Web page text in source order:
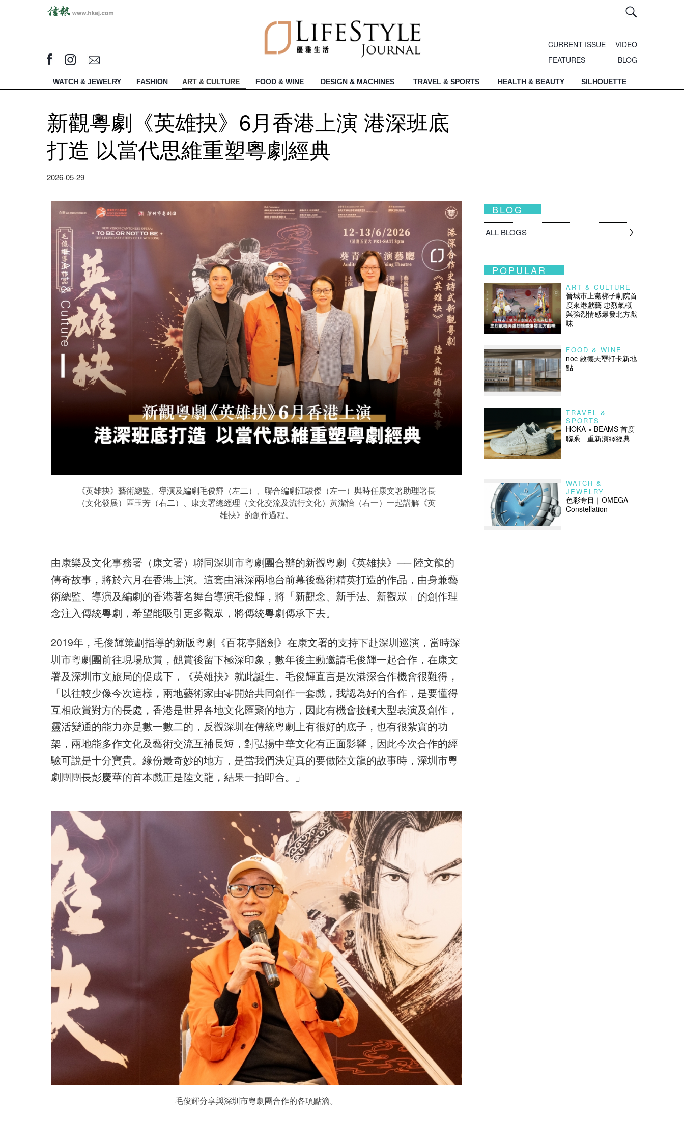
CURRENT ISSUE
VIDEO
FEATURES
BLOG
WATCH & JEWELRY FASHION ART & CULTURE FOOD & WINE DESIGN & MACHINES TRAVEL & SPORTS HEALTH & BEAUTY SILHOUETTE
新觀粵劇《英雄抉》6月香港上演 港深班底
打造 以當代思維重塑粵劇經典
2026-05-29
《英雄抉》藝術總監、導演及編劇毛俊輝（左二）、聯合編劇江駿傑（左一）與時任康文署助理署長
（文化發展）區玉芳（右二）、康文署總經理（文化交流及流行文化）黃潔怡（右一）一起講解《英
雄抉》的創作過程。
由康樂及文化事務署（康文署）聯同深圳市粵劇團合辦的新觀粵劇《英雄抉》── 陸文龍的
傳奇故事，將於六月在香港上演。這套由港深兩地台前幕後藝術精英打造的作品，由身兼藝
術總監、導演及編劇的香港著名舞台導演毛俊輝，將「新觀念、新手法、新觀眾」的創作理
念注入傳統粵劇，希望能吸引更多觀眾，將傳統粵劇傳承下去。
2019年，毛俊輝策劃指導的新版粵劇《百花亭贈劍》在康文署的支持下赴深圳巡演，當時深
圳市粵劇團前往現場欣賞，觀賞後留下極深印象，數年後主動邀請毛俊輝一起合作，在康文
署及深圳市文旅局的促成下，《英雄抉》就此誕生。毛俊輝直言是次港深合作機會很難得，
「以往較少像今次這樣，兩地藝術家由零開始共同創作一套戲，我認為好的合作，是要懂得
互相欣賞對方的長處，香港是世界各地文化匯聚的地方，因此有機會接觸大型表演及創作，
靈活變通的能力亦是數一數二的，反觀深圳在傳統粵劇上有很好的底子，也有很紮實的功
架，兩地能多作文化及藝術交流互補長短，對弘揚中華文化有正面影響，因此今次合作的經
驗可說是十分寶貴。緣份最奇妙的地方，是當我們決定真的要做陸文龍的故事時，深圳市粵
劇團團長彭慶華的首本戲正是陸文龍，結果一拍即合。」
毛俊輝分享與深圳市粵劇團合作的各項點滴。
BLOG
ALL BLOGS
POPULAR
ART & CULTURE
晉城市上黨梆子劇院首
度來港獻藝 忠烈氣概
與強烈情感爆發北方戲
味
FOOD & WINE
noc 啟德天璽打卡新地
點
TRAVEL &
SPORTS
HOKA × BEAMS 首度
聯乘 重新演繹經典
WATCH &
JEWELRY
色彩奪目｜OMEGA
Constellation